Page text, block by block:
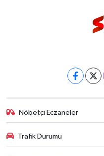
Nöbetçi Eczaneler
Trafik Durumu